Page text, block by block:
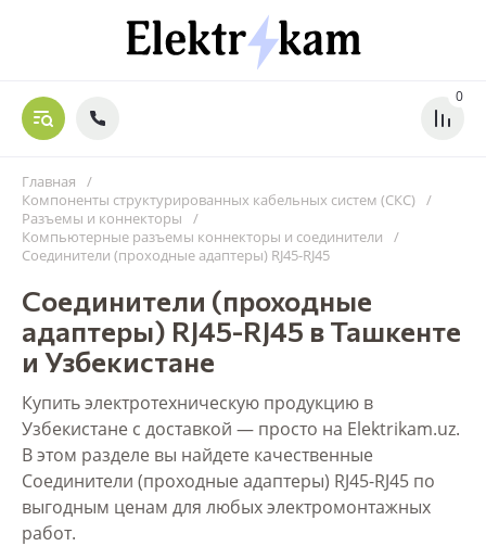
0
Главная
/
Компоненты структурированных кабельных систем (СКС) /
Разъемы и коннекторы
/
Компьютерные разъемы коннекторы и соединители
/
Соединители (проходные адаптеры) RJ45-RJ45
Соединители (проходные
адаптеры) RJ45-RJ45 в Ташкенте
и Узбекистане
Купить электротехническую продукцию в
Узбекистане с доставкой — просто на Elektrikam.uz.
В этом разделе вы найдете качественные
Соединители (проходные адаптеры) RJ45-RJ45 по
выгодным ценам для любых электромонтажных
работ.